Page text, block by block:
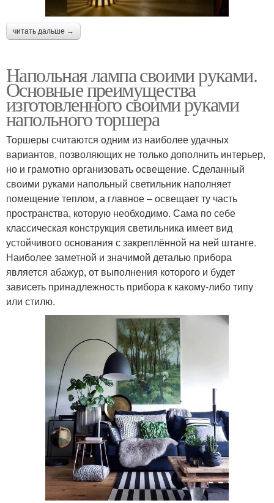
читать дальше →
Напольная лампа своими руками.
Основные преимущества
изготовленного своими руками
напольного торшера
Торшеры считаются одним из наиболее удачных
вариантов, позволяющих не только дополнить интерьер,
но и грамотно организовать освещение. Сделанный
своими руками напольный светильник наполняет
помещение теплом, а главное – освещает ту часть
пространства, которую необходимо. Сама по себе
классическая конструкция светильника имеет вид
устойчивого основания с закреплённой на ней штанге.
Наиболее заметной и значимой деталью прибора
является абажур, от выполнения которого и будет
зависеть принадлежность прибора к какому-либо типу
или стилю.